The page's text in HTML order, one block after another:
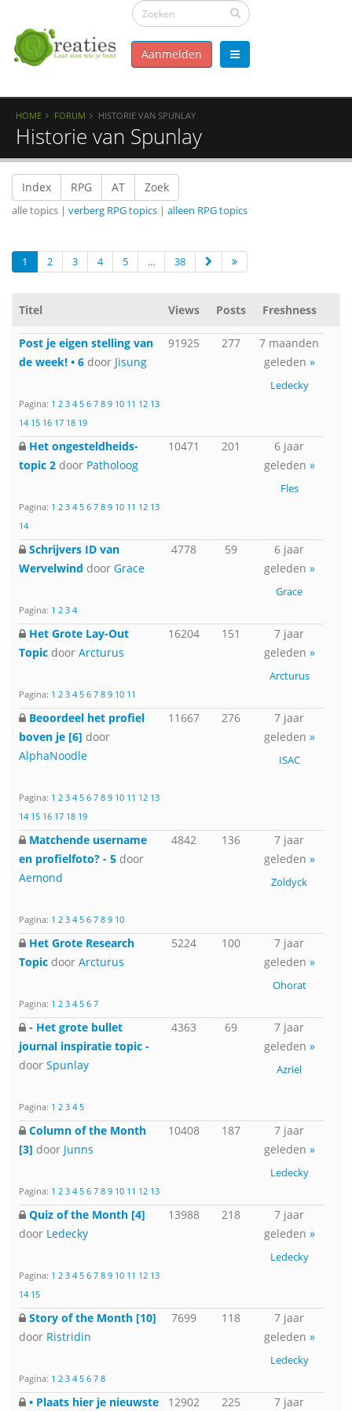
Aanmelden
HOME FORUM HISTORIE VAN SPUNLAY
Historie van Spunlay
Index RPG AT Zoek
alle topics | verberg RPG topics | alleen RPG topics
1 2 3 4 5 ... 38
Titel Views Posts Freshness
Post je eigen stelling van
de week! • 6 door Jisung
Pagina: 1 2 3 4 5 6 7 8 9 10 11 12 13
14 15 16 17 18 19
91925 277
7 maanden
geleden »
Ledecky
Het ongesteldheids-
topic 2 door Patholoog
Pagina: 1 2 3 4 5 6 7 8 9 10 11 12 13
14
10471 201
6 jaar
geleden »
Fles
Schrijvers ID van
Wervelwind door Grace
Pagina: 1 2 3 4
4778 59
6 jaar
geleden »
Grace
Het Grote Lay-Out
Topic door Arcturus
Pagina: 1 2 3 4 5 6 7 8 9 10 11
16204 151
7 jaar
geleden »
Arcturus
Beoordeel het profiel
boven je [6] door
AlphaNoodle
Pagina: 1 2 3 4 5 6 7 8 9 10 11 12 13
14 15 16 17 18 19
11667 276
7 jaar
geleden »
ISAC
Matchende username
en profielfoto? - 5 door
Aemond
Pagina: 1 2 3 4 5 6 7 8 9 10
4842 136
7 jaar
geleden »
Zoldyck
Het Grote Research
Topic door Arcturus
Pagina: 1 2 3 4 5 6 7
5224 100
7 jaar
geleden »
Ohorat
- Het grote bullet
journal inspiratie topic -
door Spunlay
Pagina: 1 2 3 4 5
4363 69
7 jaar
geleden »
Azriel
Column of the Month
[3] door Junns
Pagina: 1 2 3 4 5 6 7 8 9 10 11 12 13
10408 187
7 jaar
geleden »
Ledecky
Quiz of the Month [4]
door Ledecky
Pagina: 1 2 3 4 5 6 7 8 9 10 11 12 13
14 15
13988 218
7 jaar
geleden »
Ledecky
Story of the Month [10]
door Ristridin
Pagina: 1 2 3 4 5 6 7 8
7699 118
7 jaar
geleden »
Ledecky
• Plaats hier je nieuwste 12902 225 7 jaar